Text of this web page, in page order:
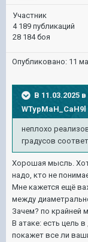
Участник
4 189 публикаций
28 184 боя
Опубликовано: 11
В 11.03.2025
WTypMaH_CaH9l
неплохо
градусов
Хорошая мысль.
надо, кто не
Мне кажется ещё
между
Зачем? по крайней
В атаке: есть цель
покажет все ли